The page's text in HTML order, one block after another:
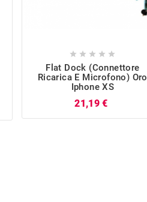
    
Flat Dock (Connettore
Ricarica E Microfono) Oro
Iphone XS
21,19 €